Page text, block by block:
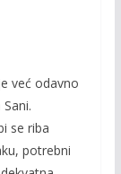
već odavno
se riba
potrebni